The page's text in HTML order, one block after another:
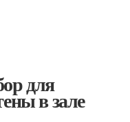
для
в зале